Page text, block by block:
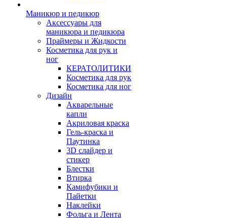
Маникюр и педикюр
Аксессуары для
маникюра и педикюра
Праймеры и Жидкости
Косметика для рук и
ног
КЕРАТОЛИТИКИ
Косметика для рук
Косметика для ног
Дизайн
Акварельные
капли
Акриловая краска
Гель-краска и
Паутинка
3D слайдер и
стикер
Блестки
Втирка
Камифубики и
Пайетки
Наклейки
Фольга и Лента